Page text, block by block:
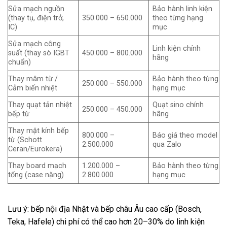
Sửa mạch nguồn
(thay tụ, điện trở,
IC)
350.000 – 650.000
Bảo hành linh kiện
theo từng hạng
mục
Sửa mạch công
suất (thay sò IGBT
chuẩn)
450.000 – 800.000
Linh kiện chính
hãng
Thay mâm từ /
Cảm biến nhiệt
250.000 – 550.000
Bảo hành theo từng
hạng mục
Thay quạt tản nhiệt
bếp từ
250.000 – 450.000
Quạt sino chính
hãng
Thay mặt kính bếp
từ (Schott
Ceran/Eurokera)
800.000 –
2.500.000
Báo giá theo model
qua Zalo
Thay board mạch
tổng (case nặng)
1.200.000 –
2.800.000
Bảo hành theo từng
hạng mục
Lưu ý: bếp nội địa Nhật và bếp châu Âu cao cấp (Bosch,
Teka, Hafele) chi phí có thể cao hơn 20–30% do linh kiện